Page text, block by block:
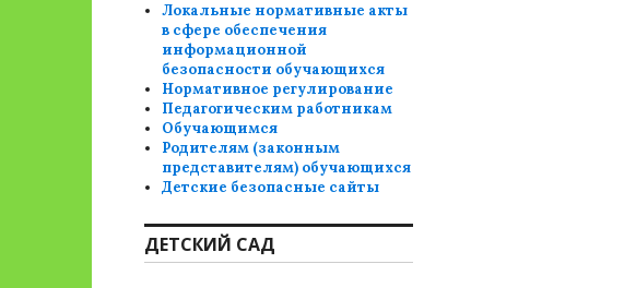
Локальные нормативные акты
в сфере обеспечения
информационной
безопасности обучающихся
Нормативное регулирование
Педагогическим работникам
Обучающимся
Родителям (законным
представителям) обучающихся
Детские безопасные сайты
ДЕТСКИЙ САД